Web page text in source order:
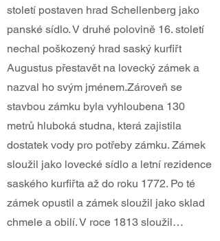
století postaven hrad Schellenberg jako
panské sídlo. V druhé polovině 16. století
nechal poškozený hrad saský kurfiřt
Augustus přestavět na lovecký zámek a
nazval ho svým jménem.Zároveň se
stavbou zámku byla vyhloubena 130
metrů hluboká studna, která zajistila
dostatek vody pro potřeby zámku. Zámek
sloužil jako lovecké sídlo a letní rezidence
saského kurfiřta až do roku 1772. Po té
zámek opustil a zámek sloužil jako sklad
chmele a obilí. V roce 1813 sloužil…